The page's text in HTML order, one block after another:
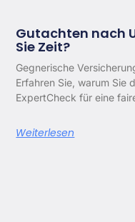
Gutachten nach
Sie Zeit?
Gegnerische
Erfahren Sie, warum Sie
ExpertCheck für eine
Weiterlesen